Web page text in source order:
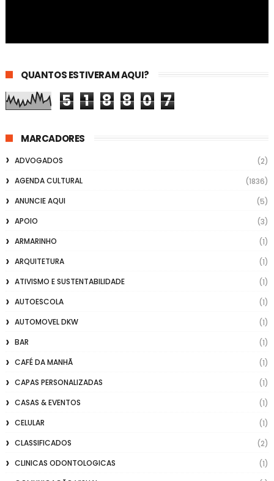
QUANTOS ESTIVERAM AQUI?
5 1 8 8 0 7
MARCADORES
ADVOGADOS
(2)
AGENDA CULTURAL
(1836)
ANUNCIE AQUI
(5)
APOIO
(3)
ARMARINHO
(1)
ARQUITETURA
(1)
ATIVISMO E SUSTENTABILIDADE
(1)
AUTOESCOLA
(1)
AUTOMOVEL DKW
(1)
BAR
(1)
CAFÉ DA MANHÃ
(1)
CAPAS PERSONALIZADAS
(1)
CASAS & EVENTOS
(1)
CELULAR
(1)
CLASSIFICADOS
(2)
CLINICAS ODONTOLOGICAS
(1)